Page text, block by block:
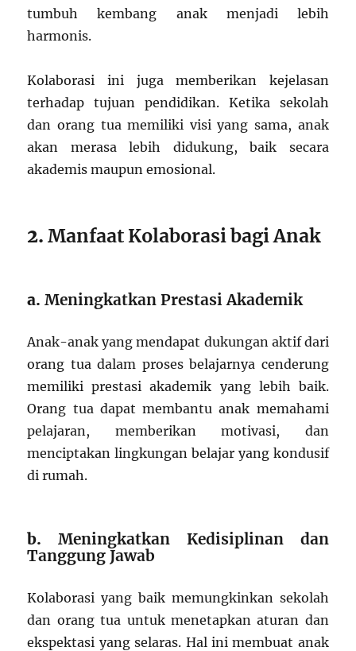
tumbuh kembang anak menjadi lebih
harmonis.
Kolaborasi ini juga memberikan kejelasan
terhadap tujuan pendidikan. Ketika sekolah
dan orang tua memiliki visi yang sama, anak
akan merasa lebih didukung, baik secara
akademis maupun emosional.
2.Manfaat Kolaborasi bagi Anak
a.Meningkatkan Prestasi Akademik
Anak-anak yang mendapat dukungan aktif dari
orang tua dalam proses belajarnya cenderung
memiliki prestasi akademik yang lebih baik.
Orang tua dapat membantu anak memahami
pelajaran, memberikan motivasi, dan
menciptakan lingkungan belajar yang kondusif
di rumah.
b.Meningkatkan Kedisiplinan dan
Tanggung Jawab
Kolaborasi yang baik memungkinkan sekolah
dan orang tua untuk menetapkan aturan dan
ekspektasi yang selaras. Hal ini membuat anak